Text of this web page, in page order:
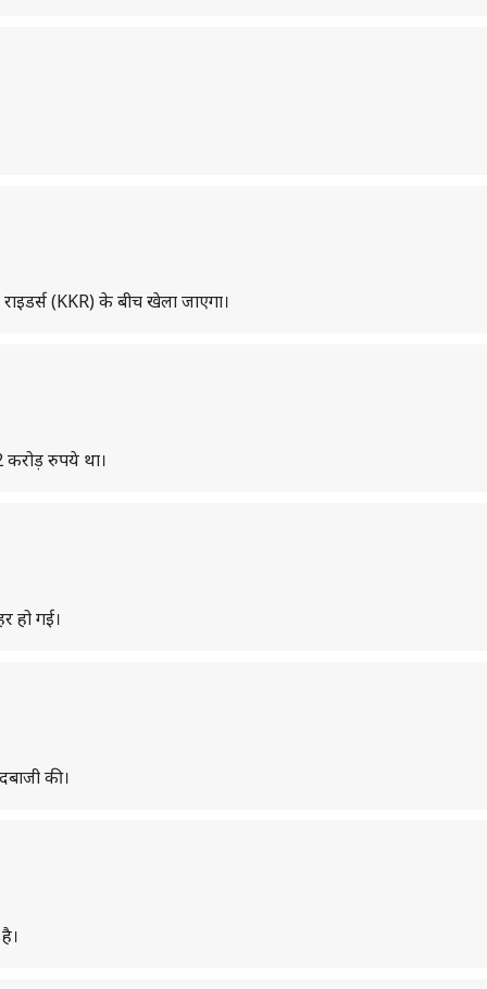
(KKR) के बीच खेला जाएगा।
करोड़ रुपये था।
हो गई।
की।